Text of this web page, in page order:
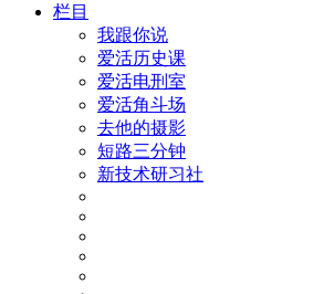
栏目
我跟你说
爱活历史课
爱活电刑室
爱活角斗场
去他的摄影
短路三分钟
新技术研习社